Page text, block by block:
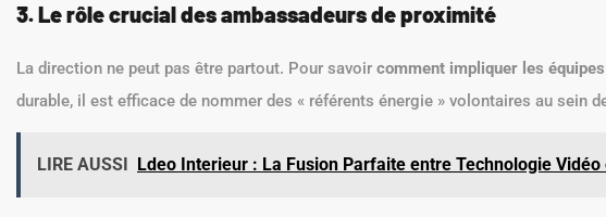
3. Le rôle crucial des ambassadeurs de proximité
La direction ne peut pas être partout. Pour savoir comment impliquer les
durable, il est efficace de nommer des « référents énergie » volontaires au sein
LIRE AUSSI Ldeo Interieur : La Fusion Parfaite entre Technologie